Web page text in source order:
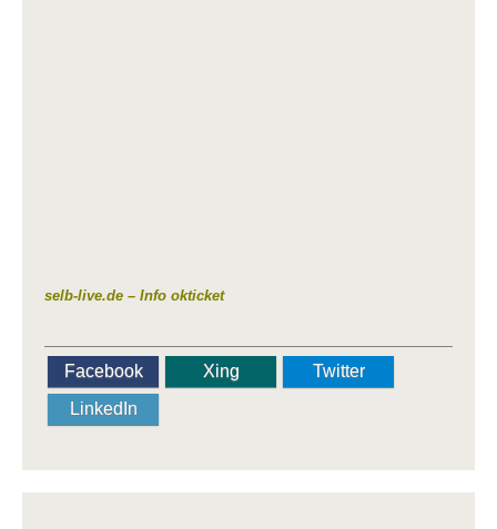
selb-live.de – Info okticket
Facebook Xing
Twitter
LinkedIn